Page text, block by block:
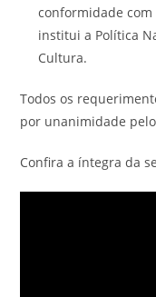
conformidade com
institui a Política
Cultura.
Todos os
por unanimidade
Confira a íntegra da